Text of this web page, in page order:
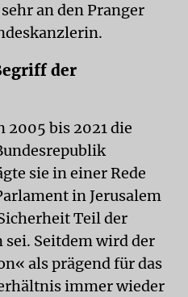
an den Pranger
der
2005 bis 2021 die
sie in einer Rede
in Jerusalem
Teil der
sei. Seitdem wird der
als prägend für das
immer wieder